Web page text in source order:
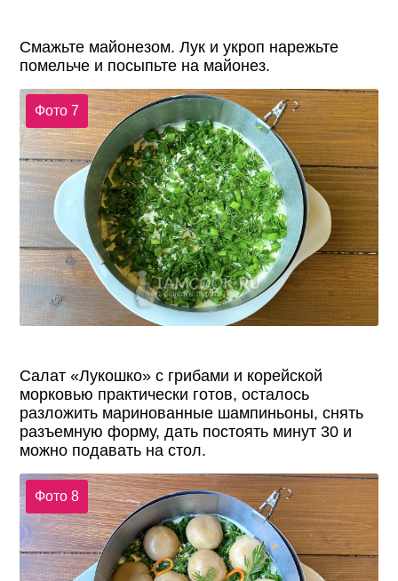
Смажьте майонезом. Лук и укроп нарежьте
помельче и посыпьте на майонез.
Фото 7
Салат «Лукошко» с грибами и корейской
морковью практически готов, осталось
разложить маринованные шампиньоны, снять
разъемную форму, дать постоять минут 30 и
можно подавать на стол.
Фото 8